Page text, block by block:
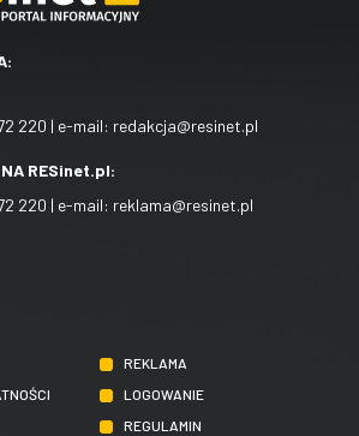
220 | e-mail: redakcja@resinet.pl
NA RESinet.pl:
220 | e-mail: reklama@resinet.pl
REKLAMA
LOGOWANIE
REGULAMIN